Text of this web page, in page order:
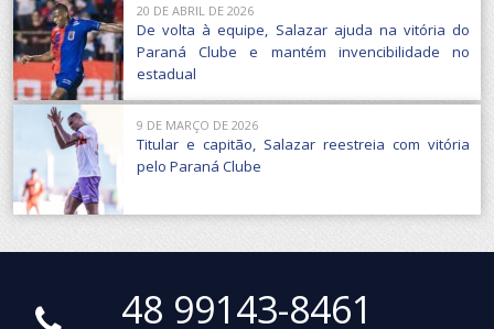
20 DE ABRIL DE 2026
De volta à equipe, Salazar ajuda na vitória do
Paraná Clube e mantém invencibilidade no
estadual
9 DE MARÇO DE 2026
Titular e capitão, Salazar reestreia com vitória
pelo Paraná Clube
48 99143-8461